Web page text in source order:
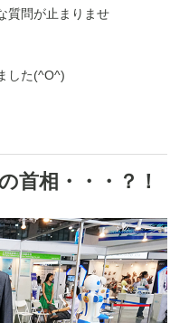
質問が止まりませ
した(^O^)
首相・・・？！